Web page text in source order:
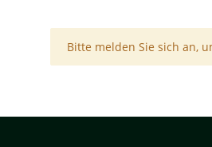
x
Bitte melden Sie sich an,